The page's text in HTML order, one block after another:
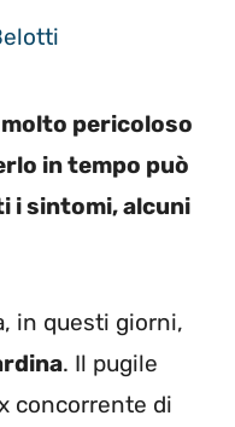
molto pericoloso
in tempo può
i sintomi, alcuni
in questi giorni,
. Il pugile
concorrente di